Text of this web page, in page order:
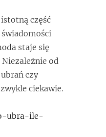
część
staje się
od
czy
ciekawie.
ubra-ile-